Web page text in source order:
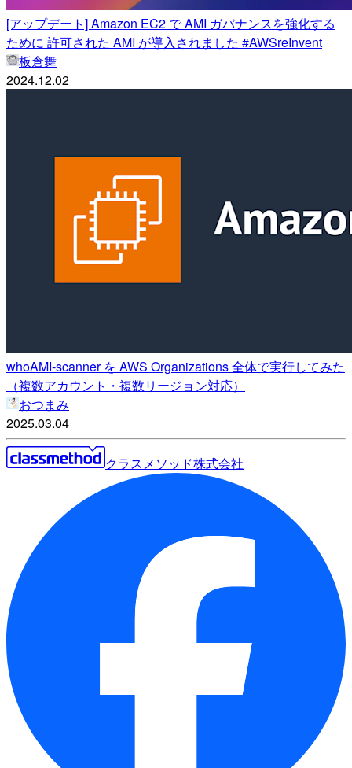
[アップデート] Amazon EC2 で AMI ガバナンスを強化する
ために 許可された AMI が導入されました #AWSreInvent
板倉舞
2024.12.02
whoAMI-scanner を AWS Organizations 全体で実行してみた
（複数アカウント・複数リージョン対応）
おつまみ
2025.03.04
クラスメソッド株式会社